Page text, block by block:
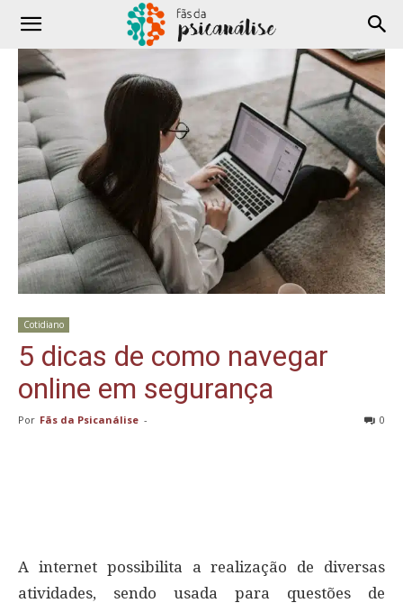
Cotidiano
5 dicas de como navegar
online em segurança
Por Fãs da Psicanálise - 0
A internet possibilita a realização de diversas
atividades, sendo usada para questões de